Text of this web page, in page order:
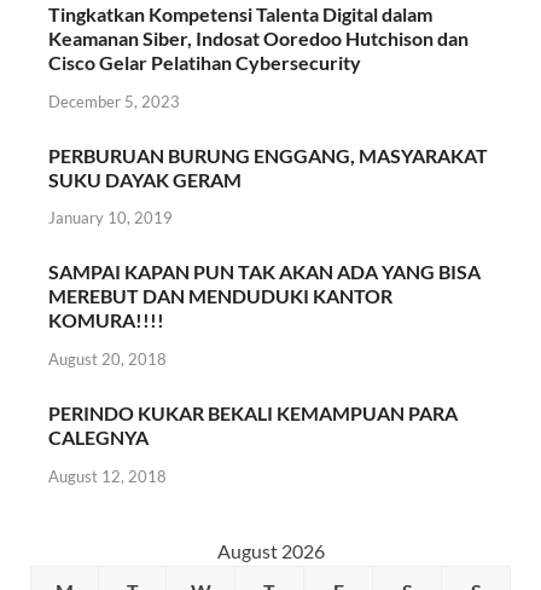
Tingkatkan Kompetensi Talenta Digital dalam
Keamanan Siber, Indosat Ooredoo Hutchison dan
Cisco Gelar Pelatihan Cybersecurity
December 5, 2023
PERBURUAN BURUNG ENGGANG, MASYARAKAT
SUKU DAYAK GERAM
January 10, 2019
SAMPAI KAPAN PUN TAK AKAN ADA YANG BISA
MEREBUT DAN MENDUDUKI KANTOR
KOMURA!!!!
August 20, 2018
PERINDO KUKAR BEKALI KEMAMPUAN PARA
CALEGNYA
August 12, 2018
August 2026